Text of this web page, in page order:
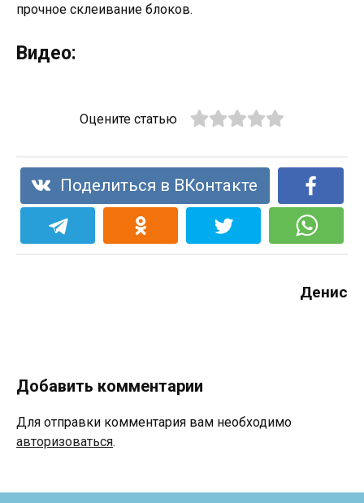
прочное склеивание блоков.
Видео:
Оцените статью
Поделиться в ВКонтакте
Денис
Добавить комментарии
Для отправки комментария вам необходимо
авторизоваться.